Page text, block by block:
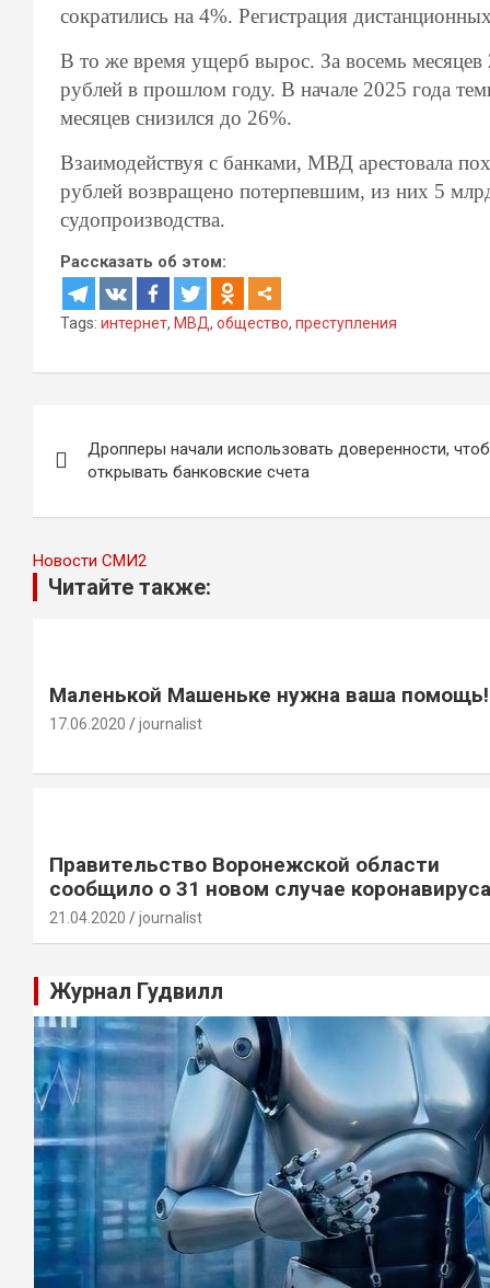
сократились на 4%. Регистрация
В то же время ущерб вырос. За восемь
рублей в прошлом году. В начале 2025 года
месяцев снизился до 26%.
Взаимодействуя с банками, МВД арестовала
рублей возвращено потерпевшим, из них 5
судопроизводства.
Рассказать об этом:
Tags: интернет, МВД , общество, преступления
по
записям
Дропперы начали использовать доверенности,
открывать банковские счета
Новости СМИ2
Читайте также:
Маленькой Машеньке нужна ваша помощь!
17.06.2020 journalist
Правительство Воронежской области
сообщило о 31 новом случае коронавируса
21.04.2020 journalist
Журнал Гудвилл